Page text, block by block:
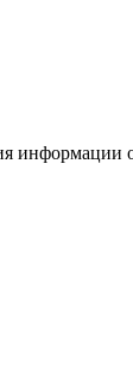
информации